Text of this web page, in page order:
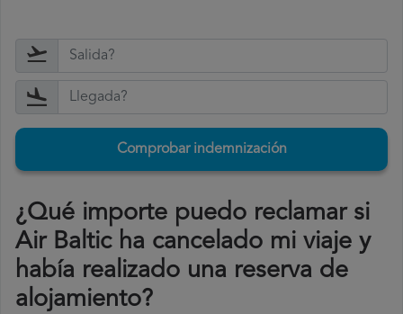
Comprobar indemnización
¿Qué importe puedo reclamar si
Air Baltic ha cancelado mi viaje y
había realizado una reserva de
alojamiento?